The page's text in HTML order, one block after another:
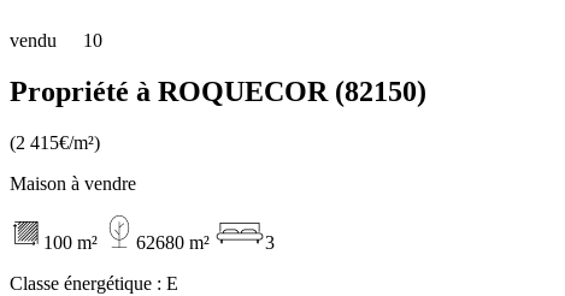
vendu 10
Propriété à ROQUECOR (82150)
(2 415€/m²)
Maison à vendre
100 m² 62680 m²
3
Classe énergétique : E